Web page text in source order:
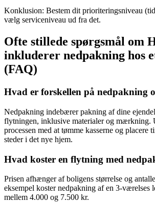
Konklusion: Bestem dit prioriteringsniveau
vælg serviceniveau ud fra det.
Ofte stillede spørgsmål om
inkluderer nedpakning hos
(FAQ)
Hvad er forskellen på nedpakning
Nedpakning indebærer pakning af dine
flytningen, inklusive materialer og mærkning.
processen med at tømme kasserne og placere
steder i det nye hjem.
Hvad koster en flytning med
Prisen afhænger af boligens størrelse og
eksempel koster nedpakning af en 3-værelses
mellem 4.000 og 7.500 kr.